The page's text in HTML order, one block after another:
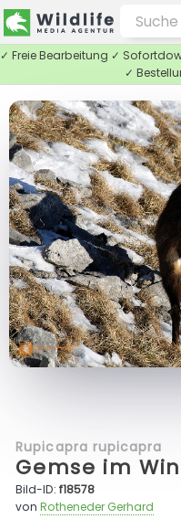
✓ Freie Bearbeitung ✓
✓
Rupicapra rupicapra
Gemse im
Bild-ID:f18578
vonRotheneder Gerhard